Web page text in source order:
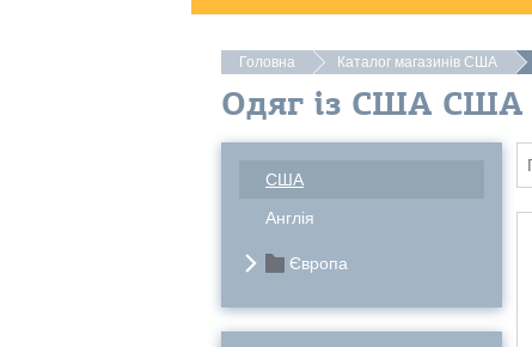
Головна Каталог магазинів США
Одяг із США США
США
Англія
Європа